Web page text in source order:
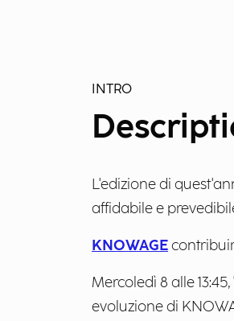
INTRO
L'edizione di
affidabile e
KNOWAGE
Mercoledì 8 alle 13:45,
evoluzione di